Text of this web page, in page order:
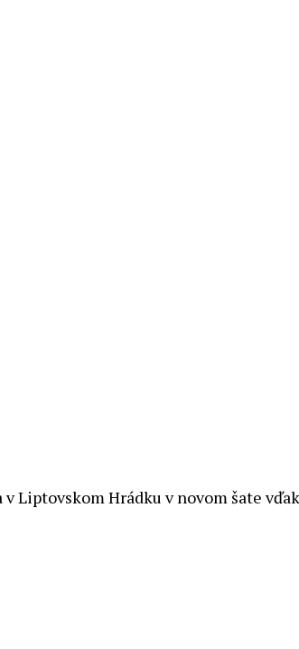
Liptovskom Hrádku v novom šate